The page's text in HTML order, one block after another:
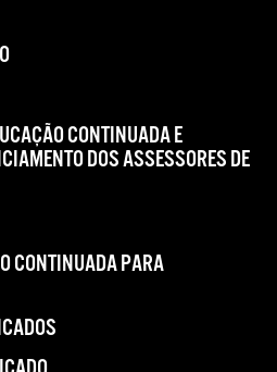
CONTINUADA E
DOS ASSESSORES DE
CONTINUADA PARA